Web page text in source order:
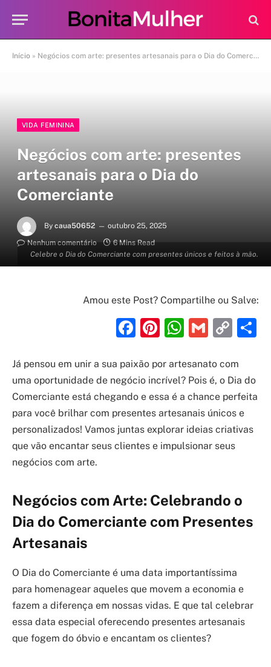
Início » Negócios com arte: presentes artesanais para o Dia do Comerciante
Celebre o Dia do Comerciante com presentes únicos e feitos à mão.
VIDA FEMININA
Negócios com arte: presentes
artesanais para o Dia do
Comerciante
By caua50652
outubro 25, 2025
Nenhum comentário
6 Mins Read
Amou este Post? Compartilhe ou Salve:
Facebook
Pinterest
Gmail
Já pensou em unir a sua paixão por artesanato com
uma oportunidade de negócio incrível? Pois é, o Dia do
Comerciante está chegando e essa é a chance perfeita
para você brilhar com presentes artesanais únicos e
personalizados! Vamos juntas explorar ideias criativas
que vão encantar seus clientes e impulsionar seus
negócios com arte.
Negócios com Arte: Celebrando o
Dia do Comerciante com Presentes
Artesanais
O Dia do Comerciante é uma data importantíssima
para homenagear aqueles que movem a economia e
fazem a diferença em nossas vidas. E que tal celebrar
essa data especial oferecendo presentes artesanais
que fogem do óbvio e encantam os clientes?